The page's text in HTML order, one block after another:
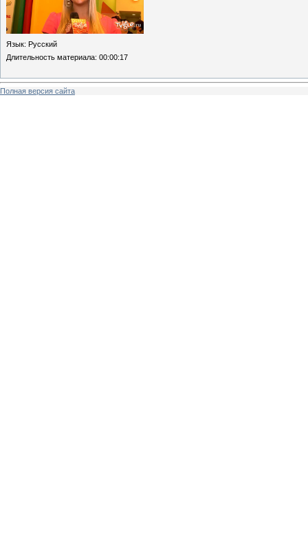
Язык: Русский
Длительность материала: 00:00:17
Полная версия сайта